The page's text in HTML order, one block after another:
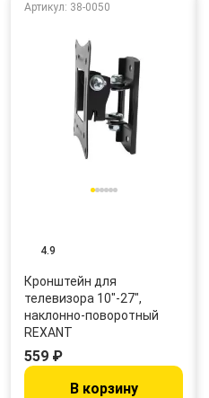
Артикул: 38-0050
4.9
Кронштейн для
телевизора 10"-27",
наклонно-поворотный
REXANT
559 ₽
В корзину